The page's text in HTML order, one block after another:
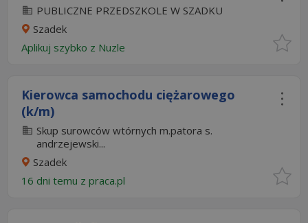
PUBLICZNE PRZEDSZKOLE W SZADKU
Szadek
Aplikuj szybko z Nuzle
Kierowca samochodu ciężarowego
(k/m)
Skup surowców wtórnych m.patora s.
andrzejewski...
Szadek
16 dni temu z praca.pl